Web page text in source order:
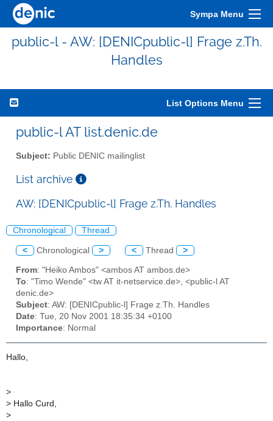
Sympa Menu
public-l - AW: [DENICpublic-l] Frage z.Th.
Handles
List Options Menu
public-l AT list.denic.de
Subject: Public DENIC mailinglist
List archive
AW: [DENICpublic-l] Frage z.Th. Handles
Chronological Thread
< Chronological > < Thread >
From: "Heiko Ambos" <ambos AT ambos.de>
To: "Timo Wende" <tw AT it-netservice.de>, <public-l AT
denic.de>
Subject: AW: [DENICpublic-l] Frage z.Th. Handles
Date: Tue, 20 Nov 2001 18:35:34 +0100
Importance: Normal
Hallo,
>
> Hallo Curd,
>